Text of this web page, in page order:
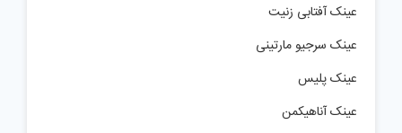
عینک آفتابی زنیت
عینک سرجیو مارتینی
عینک پلیس
عینک آناهیکمن